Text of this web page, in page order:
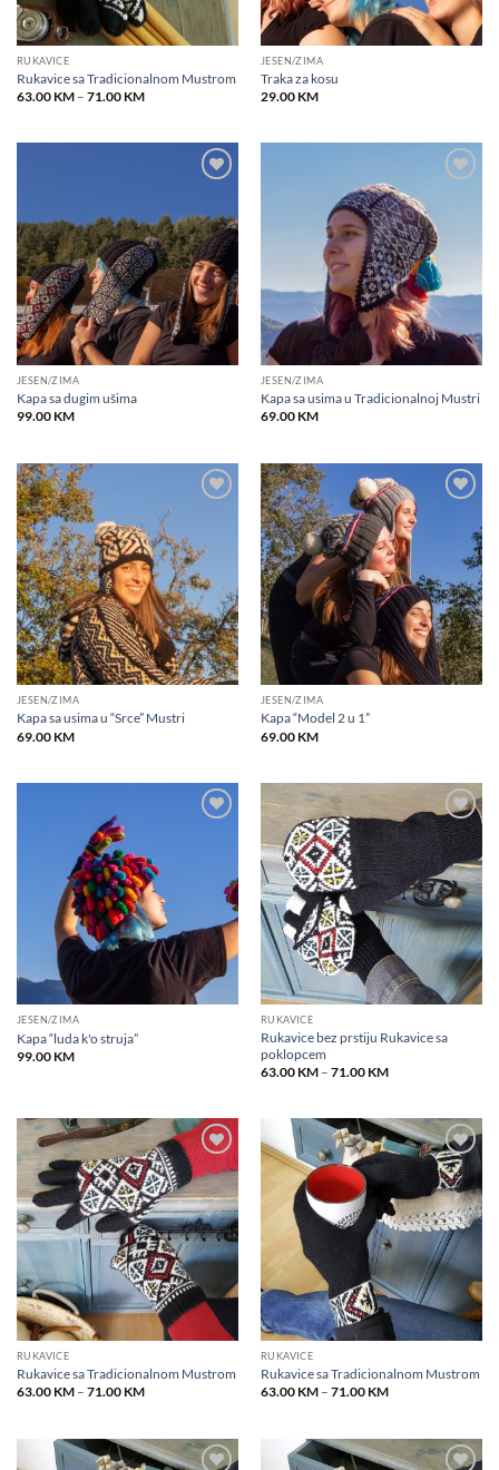
RUKAVICE
Rukavice sa Tradicionalnom Mustrom
63.00 KM – 71.00 KMPrice
71.00 KM
JESEN/ZIMA
Traka za kosu
29.00 KM
JESEN/ZIMA
Kapa sa dugim ušima
99.00 KM
JESEN/ZIMA
Kapa sa usima u Tradicionalnoj Mustri
69.00 KM
JESEN/ZIMA
Kapa sa usima u “Srce” Mustri
69.00 KM
JESEN/ZIMA
Kapa “Model 2 u 1”
69.00 KM
JESEN/ZIMA
Kapa “luda k'o struja”
99.00 KM
Add to
wishlist
RUKAVICE
Rukavice bez prstiju Rukavice sa
poklopcem
63.00 KM – 71.00 KMPrice
71.00 KM
Add to
wishlist
RUKAVICE
Rukavice sa Tradicionalnom Mustrom
63.00 KM – 71.00 KMPrice
71.00 KM
Add to
wishlist
RUKAVICE
Rukavice sa Tradicionalnom Mustrom
63.00 KM – 71.00 KMPrice
71.00 KM